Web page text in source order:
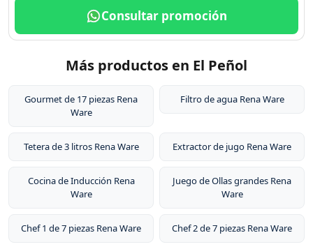
Consultar promoción
Más productos en El Peñol
Gourmet de 17 piezas Rena
Ware
Filtro de agua Rena Ware
Tetera de 3 litros Rena Ware Extractor de jugo Rena Ware
Cocina de Inducción Rena
Ware
Juego de Ollas grandes Rena
Ware
Chef 1 de 7 piezas Rena Ware Chef 2 de 7 piezas Rena Ware